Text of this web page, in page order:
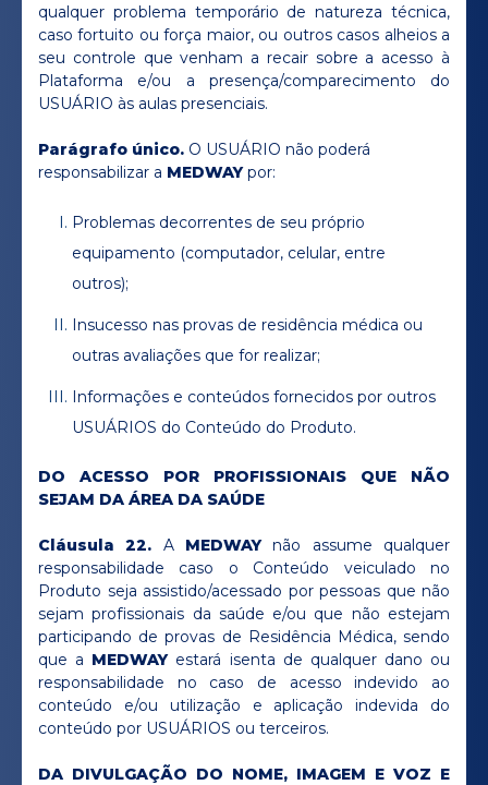
qualquer problema temporário de natureza técnica,
caso fortuito ou força maior, ou outros casos alheios a
seu controle que venham a recair sobre a acesso à
Plataforma e/ou a presença/comparecimento do
USUÁRIO às aulas presenciais.
Parágrafo único. O USUÁRIO não poderá
responsabilizar a MEDWAYpor:
Problemas decorrentes de seu próprio
equipamento (computador, celular, entre
outros);
Insucesso nas provas de residência médica ou
outras avaliações que for realizar;
Informações e conteúdos fornecidos por outros
USUÁRIOS do Conteúdo do Produto.
DO ACESSO POR PROFISSIONAIS QUE NÃO
SEJAM DA ÁREA DA SAÚDE
Cláusula 22. A MEDWAYnão assume qualquer
responsabilidade caso o Conteúdo veiculado no
Produto seja assistido/acessado por pessoas que não
sejam profissionais da saúde e/ou que não estejam
participando de provas de Residência Médica, sendo
que a MEDWAY estará isenta de qualquer dano ou
responsabilidade no caso de acesso indevido ao
conteúdo e/ou utilização e aplicação indevida do
conteúdo por USUÁRIOS ou terceiros.
DA DIVULGAÇÃO DO NOME, IMAGEM E VOZ E